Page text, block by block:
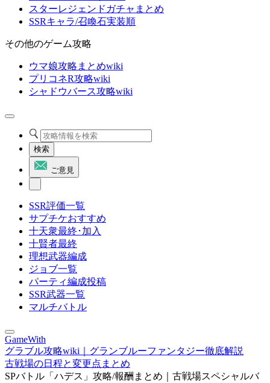
スターレジェンドガチャまとめ
SSRキャラ/召喚石実装順
その他のゲーム攻略
ウマ娘攻略まとめwiki
プリコネR攻略wiki
シャドウバース攻略wiki
検索
ご意見
SSR評価一覧
サプチケおすすめ
十天衆最終･加入
十賢者最終
理想武器編成
ジョブ一覧
パーティ編成投稿
SSR武器一覧
マルチバトル
GameWith
グラブル攻略wiki｜グランブルーファンタジー徹底解説
古戦場の日程と変更点まとめ
SPバトル「ハデス」攻略/報酬まとめ｜古戦場スペシャルバ